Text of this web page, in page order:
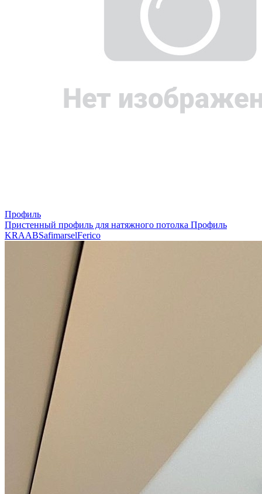
Профиль
Пристенный профиль для натяжного потолка Профиль
KRAABSafimarselFerico